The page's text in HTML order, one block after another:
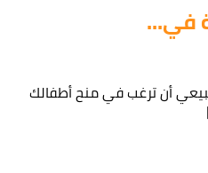
في...
أن ترغب في منح أطفالك